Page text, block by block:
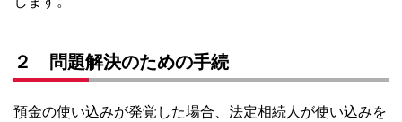
２ 問題解決のための手続
預金の使い込みが発覚した場合、法定相続人が使い込みを